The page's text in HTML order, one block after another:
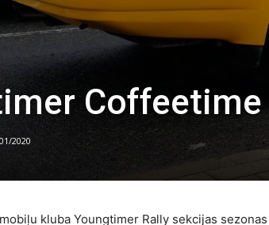
2020
kluba Youngtimer Rally sekcijas